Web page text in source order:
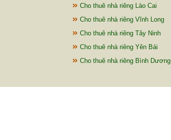
Cho thuê nhà riêng Lào Cai
Cho thuê nhà riêng Vĩnh Long
Cho thuê nhà riêng Tây Ninh
Cho thuê nhà riêng Yên Bái
Cho thuê nhà riêng Bình Dương